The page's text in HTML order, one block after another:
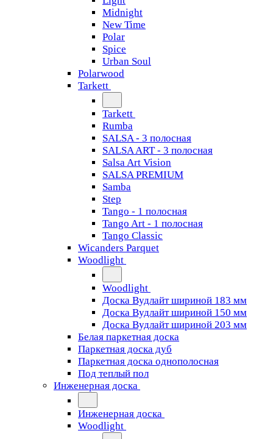
Midnight
New Time
Polar
Spice
Urban Soul
Polarwood
Tarkett
Tarkett
Rumba
SALSA - 3 полосная
SALSA ART - 3 полосная
Salsa Art Vision
SALSA PREMIUM
Samba
Step
Tango - 1 полосная
Tango Art - 1 полосная
Tango Classiс
Wicanders Parquet
Woodlight
Woodlight
Доска Вудлайт шириной 183 мм
Доска Вудлайт шириной 150 мм
Доска Вудлайт шириной 203 мм
Белая паркетная доска
Паркетная доска дуб
Паркетная доска однополосная
Под теплый пол
Инженерная доска
Инженерная доска
Woodlight